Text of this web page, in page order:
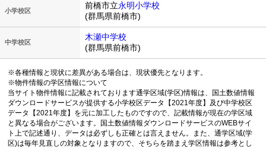
小学校区
前橋市立永明小学校
(群馬県前橋市)
中学校区
木瀬中学校
(群馬県前橋市)
※各種情報と現状に差異がある場合は、現状優先となります。
※物件情報の学区情報について
当サイト物件情報に記載されております通学区域(学区)情報は、国土数値情報
ダウンロードサービスが提供する小学校区データ【2021年度】及び中学校区
データ【2021年度】を元に加工したものですので、記載情報が現在の学区域
と異なる場合がございます。国土数値情報ダウンロードサービスのWEBサイ
ト上で記述通り、データは必ずしも正確とは言えません。また、通学区域(学
区)は毎年見直しの対象となりますので、そちらを踏まえ学区情報は参考とし